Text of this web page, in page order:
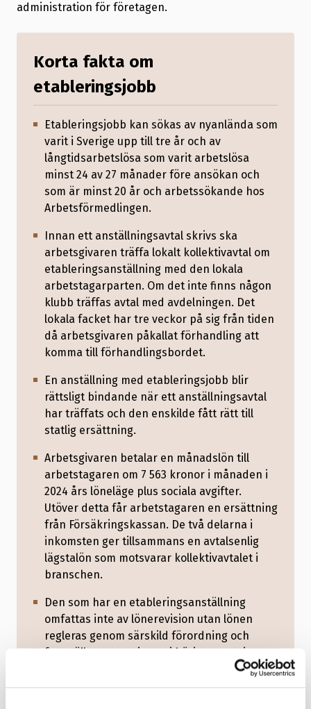
administration för företagen.
Korta fakta om
etableringsjobb
Etableringsjobb kan sökas av nyanlända som
varit i Sverige upp till tre år och av
långtidsarbetslösa som varit arbetslösa
minst 24 av 27 månader före ansökan och
som är minst 20 år och arbetssökande hos
Arbetsförmedlingen.
Innan ett anställningsavtal skrivs ska
arbetsgivaren träffa lokalt kollektivavtal om
etableringsanställning med den lokala
arbetstagarparten. Om det inte finns någon
klubb träffas avtal med avdelningen. Det
lokala facket har tre veckor på sig från tiden
då arbetsgivaren påkallat förhandling att
komma till förhandlingsbordet.
En anställning med etableringsjobb blir
rättsligt bindande när ett anställningsavtal
har träffats och den enskilde fått rätt till
statlig ersättning.
Arbetsgivaren betalar en månadslön till
arbetstagaren om 7 563 kronor i månaden i
2024 års löneläge plus sociala avgifter.
Utöver detta får arbetstagaren en ersättning
från Försäkringskassan. De två delarna i
inkomsten ger tillsammans en avtalsenlig
lägstalön som motsvarar kollektivavtalet i
branschen.
Den som har en etableringsanställning
omfattas inte av lönerevision utan lönen
regleras genom särskild förordning och
fastställs av regeringen i början av varje
kalenderår. Däremot tillämpas gällande
kollektivavtal vid övertidsersättning,